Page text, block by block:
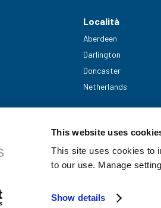
This website uses
This site uses cookies to
to our use. Manage
Show details
Località
Aberdeen
Darlington
Doncaster
Netherlands
Number: 3725829 | NL